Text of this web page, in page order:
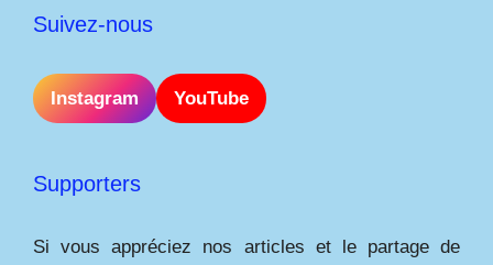
Suivez-nous
Instagram YouTube
Supporters
Si vous appréciez nos articles et le partage de